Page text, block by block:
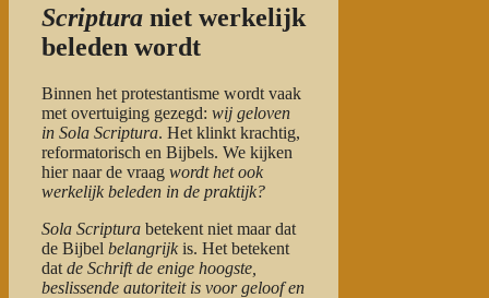
Scriptura niet werkelijk
beleden wordt
Binnen het protestantisme wordt vaak
met overtuiging gezegd: wij geloven
in Sola Scriptura. Het klinkt krachtig,
reformatorisch en Bijbels. We kijken
hier naar de vraag wordt het ook
werkelijk beleden in de praktijk?
Sola Scriptura betekent niet maar dat
de Bijbel belangrijk is. Het betekent
dat de Schrift de enige hoogste,
beslissende autoriteit is voor geloof en